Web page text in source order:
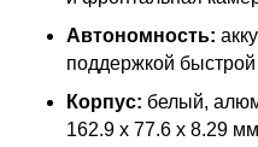
Автономность:
поддержкой
Корпус: белый,
162.9 x 77.6 x 8.29